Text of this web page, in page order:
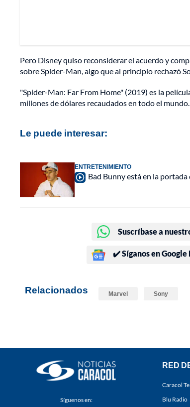
Pero Disney quiso reconsiderar el acuerdo y
sobre Spider-Man, algo que al principio rechazó
"Spider-Man: Far From Home" (2019) es la
millones de dólares recaudados en todo el mundo.
Le puede interesar:
ENTRETENIMIENTO
Bad Bunny está en la
Suscríbase a
✔️ Síganos en
Relacionados Marvel Sony
Síguenos en:
RED
Caracol
Blu Radio